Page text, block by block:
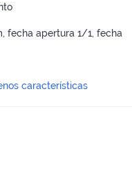
fecha apertura 1/1, fecha
características